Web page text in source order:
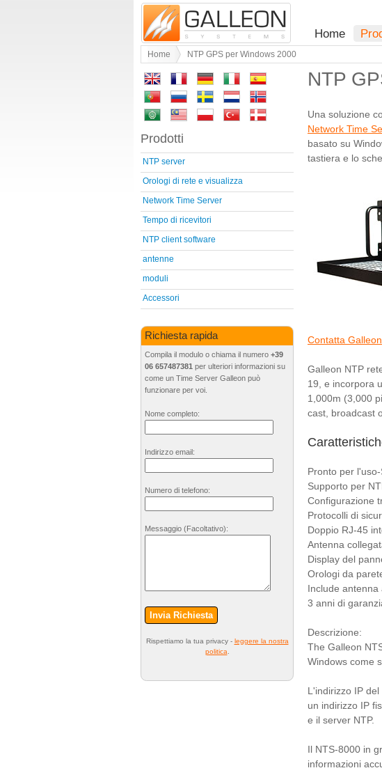
Home
Home NTP GPS per Windows 2000
NTP
Una soluzione
Network Time
basato su
tastiera e lo
Contatta Galleon
Galleon NTP
19, e incorpora
1,000m (3,000
cast, broadcast
Pronto per
Supporto per
Configurazione
Protocolli di
Doppio RJ-45
Antenna
Display del
Orologi da
Include antenna
3 anni di
Descrizione:
The Galleon
Windows come
L'indirizzo IP
un indirizzo IP
e il server NTP.
Il NTS-8000 in
informazioni
Prodotti
NTP server
Orologi di rete e visualizza
Network Time Server
Tempo di ricevitori
NTP client software
antenne
moduli
Accessori
Richiesta rapida
Compila il modulo o chiama il numero +39
06 657487381 per ulteriori informazioni su
come un Time Server Galleon può
funzionare per voi.
Nome completo:
Indirizzo email:
Numero di telefono:
Messaggio (Facoltativo):
Invia Richiesta
Rispettiamo la tua privacy - leggere la nostra
politica.